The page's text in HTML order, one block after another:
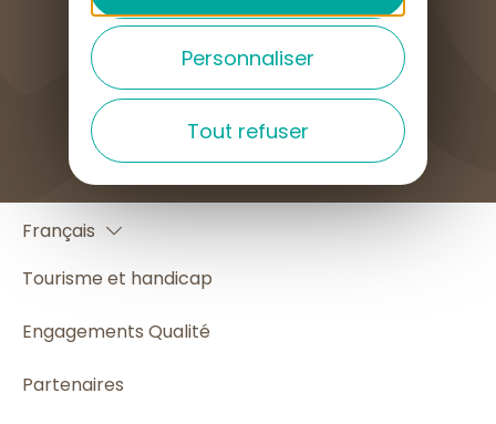
COMMENT VENIR ?
Français
Español
Tourisme et handicap
Engagements Qualité
Partenaires
Personnaliser
Tout refuser